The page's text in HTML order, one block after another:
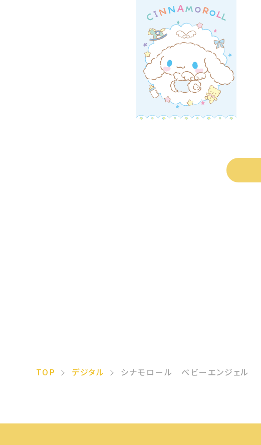
TOP デジタル シナモロール ベビーエンジェル